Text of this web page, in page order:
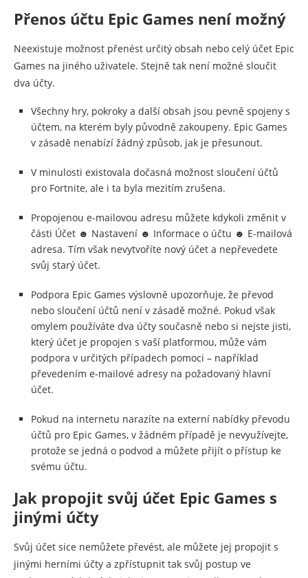
Přenos účtu Epic Games není možný
Neexistuje možnost přenést určitý obsah nebo celý účet Epic
Games na jiného uživatele. Stejně tak není možné sloučit
dva účty.
Všechny hry, pokroky a další obsah jsou pevně spojeny s
účtem, na kterém byly původně zakoupeny. Epic Games
v zásadě nenabízí žádný způsob, jak je přesunout.
V minulosti existovala dočasná možnost sloučení účtů
pro Fortnite, ale i ta byla mezitím zrušena.
Propojenou e-mailovou adresu můžete kdykoli změnit v
části Účet ☻ Nastavení ☻ Informace o účtu ☻ E-mailová
adresa. Tím však nevytvoříte nový účet a nepřevedete
svůj starý účet.
Podpora Epic Games výslovně upozorňuje, že převod
nebo sloučení účtů není v zásadě možné. Pokud však
omylem používáte dva účty současně nebo si nejste jisti,
který účet je propojen s vaší platformou, může vám
podpora v určitých případech pomoci – například
převedením e-mailové adresy na požadovaný hlavní
účet.
Pokud na internetu narazíte na externí nabídky převodu
účtů pro Epic Games, v žádném případě je nevyužívejte,
protože se jedná o podvod a můžete přijít o přístup ke
svému účtu.
Jak propojit svůj účet Epic Games s
jinými účty
Svůj účet sice nemůžete převést, ale můžete jej propojit s
jinými herními účty a zpřístupnit tak svůj postup ve